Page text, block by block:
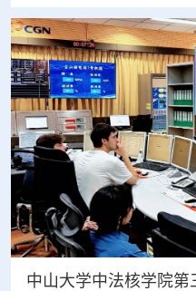
中山大学中法核学院